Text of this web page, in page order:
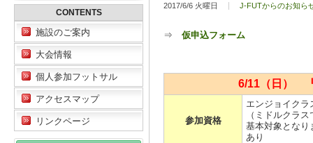
2017/6/6 火曜日 J-FUTからのお知ら
⇒ 仮申込フォーム
6/11（日）
参加資格
エンジョイク
（ミドルクラ
基本対象とな
あり
CONTENTS
施設のご案内
大会情報
個人参加フットサル
アクセスマップ
リンクページ